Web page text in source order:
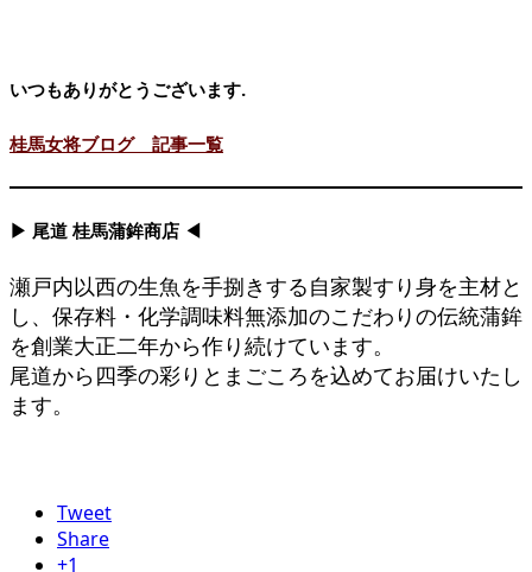
いつもありがとうございます.
桂馬女将ブログ 記事一覧
▶ 尾道 桂馬蒲鉾商店 ◀
瀬戸内以西の生魚を手捌きする自家製すり身を主材と
し、保存料・化学調味料無添加のこだわりの伝統蒲鉾
を創業大正二年から作り続けています。
尾道から四季の彩りとまごころを込めてお届けいたし
ます。
Tweet
Share
+1